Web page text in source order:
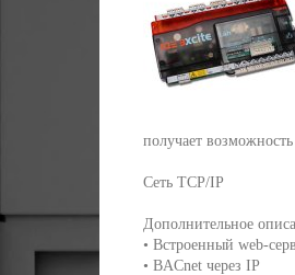
получает
Сеть TCP/IP
Дополнительное
• Встроенный web-
• BACnet через IP